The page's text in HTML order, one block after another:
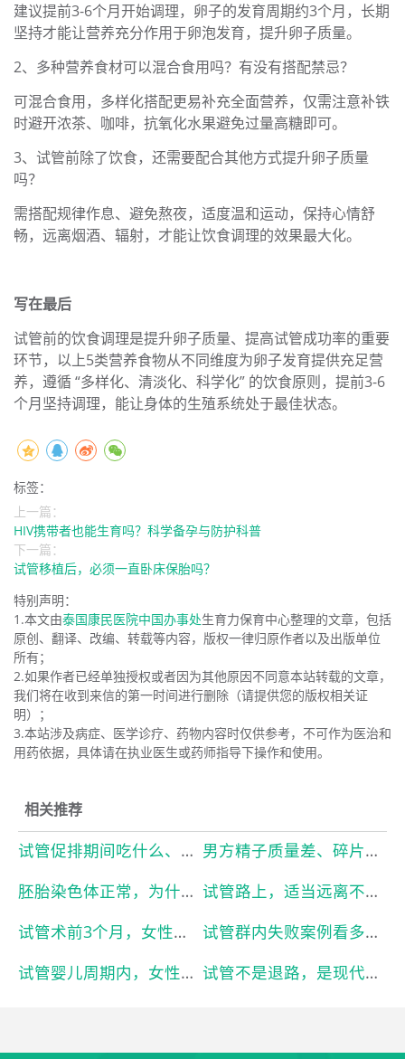
建议提前3-6个月开始调理，卵子的发育周期约3个月，长期
坚持才能让营养充分作用于卵泡发育，提升卵子质量。
2、多种营养食材可以混合食用吗？有没有搭配禁忌？
可混合食用，多样化搭配更易补充全面营养，仅需注意补铁
时避开浓茶、咖啡，抗氧化水果避免过量高糖即可。
3、试管前除了饮食，还需要配合其他方式提升卵子质量
吗？
需搭配规律作息、避免熬夜，适度温和运动，保持心情舒
畅，远离烟酒、辐射，才能让饮食调理的效果最大化。
写在最后
试管前的饮食调理是提升卵子质量、提高试管成功率的重要
环节，以上5类营养食物从不同维度为卵子发育提供充足营
养，遵循 “多样化、清淡化、科学化” 的饮食原则，提前3-6
个月坚持调理，能让身体的生殖系统处于最佳状态。
标签：
上一篇：
HIV携带者也能生育吗？科学备孕与防护科普
下一篇：
试管移植后，必须一直卧床保胎吗？
特别声明：
1.本文由泰国康民医院中国办事处生育力保育中心整理的文章，包括
原创、翻译、改编、转载等内容，版权一律归原作者以及出版单位
所有；
2.如果作者已经单独授权或者因为其他原因不同意本站转载的文章，
我们将在收到来信的第一时间进行删除（请提供您的版权相关证
明）；
3.本站涉及病症、医学诊疗、药物内容时仅供参考，不可作为医治和
用药依据，具体请在执业医生或药师指导下操作和使用。
相关推荐
试管促排期间吃什么、不能吃什么？
男方精子质量差、碎片率高，对试管影响有多大？
胚胎染色体正常，为什么移植后还是失败？
试管路上，适当远离不断散播焦虑的亲友
试管术前3个月，女性该怎么调理身体？
试管群内失败案例看多了，很容易加重心理负担
试管婴儿周期内，女性最好避开这几类高强度工作
试管不是退路，是现代人的生育底气